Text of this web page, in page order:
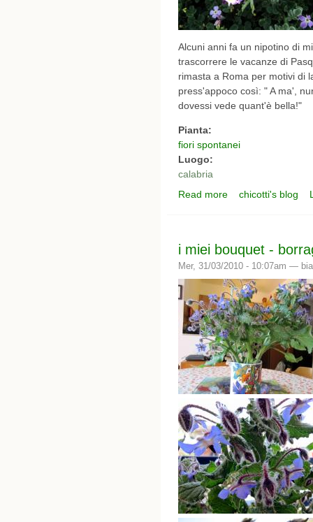
Alcuni anni fa un nipotino di
trascorrere le vacanze di
rimasta a Roma per motivi di
press'appoco così: " A ma',
dovessi vede quant'è bella!"
Pianta:
fiori spontanei
Luogo:
calabria
Read more about spiaggia fiorita
chicotti's blog
i miei bouquet -
Mer, 31/03/2010 - 10:07am —